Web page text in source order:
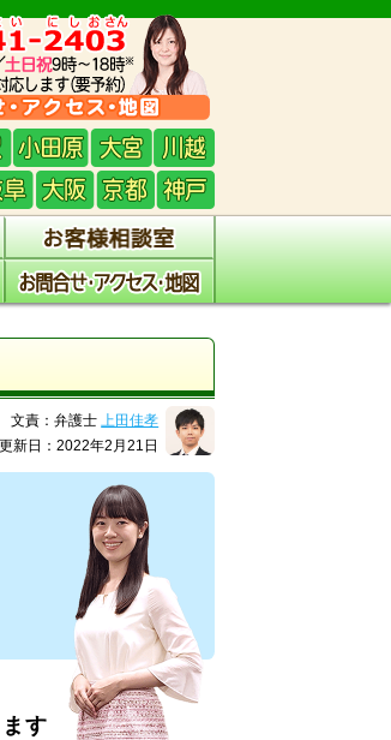
文責：弁護士上田佳孝
新日：2022年2月21日
す